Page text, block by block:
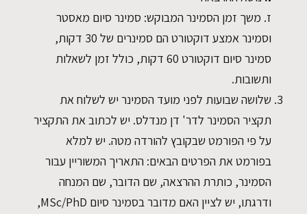
ז. משך זמן הסמינר המבוקש: סמינר סיום מאסטר
וסמינר אמצע דוקטורט הם סמינרים של 30 דקות,
סמינר סיום דוקטורט 60 דקות, כולל זמן לשאלות
ותשובות.
שלושה שבועות לפני מועד הסמינר יש לשלוח את
תקציר הסמינר לדר' דן מנדלס. יש לכתוב את התקציר
על פי הפורמט שבקובץ להורדה מטה. יש למלא
בפורמט את הפרטים הבאים: התאריך המשוריין עבור
הסמינר, כותרת ההרצאה, שם הדובר, שם המנחה
ודרגתו, יש לציין האם מדובר בסמינר סיום MSc/PhD,